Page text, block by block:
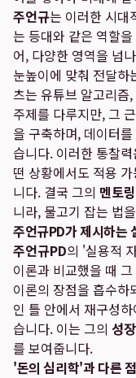
주언규는 이러한 시대
는 등대와 같은 역할
어, 다양한 영역을 넘
눈높이에 맞춰 전달하
츠는 유튜브 알고리즘
주제를 다루지만, 그
을 구축하며, 데이터
습니다. 이러한 통찰
떤 상황에서도 적용
니다. 결국 그의 멘토링
니라, 물고기 잡는 법
주언규PD가 제시하는
주언규PD의 '실용적
이론과 비교했을 때
이론의 장점을 흡수
인 틀 안에서 재구성
습니다. 이는 그의 성
를 보여줍니다.
'돈의 심리학'과 다른